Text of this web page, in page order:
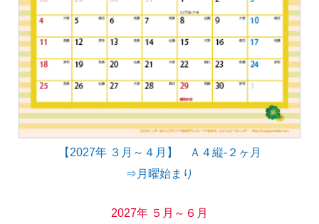
【2027年 ３月～４月】 Ａ４縦-２ヶ月
⇒月曜始まり
2027年 ５月～６月